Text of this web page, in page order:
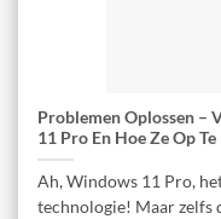
Problemen Oplossen –
11 Pro En Hoe Ze Op Te
Ah, Windows 11 Pro,
technologie! Maar zelfs